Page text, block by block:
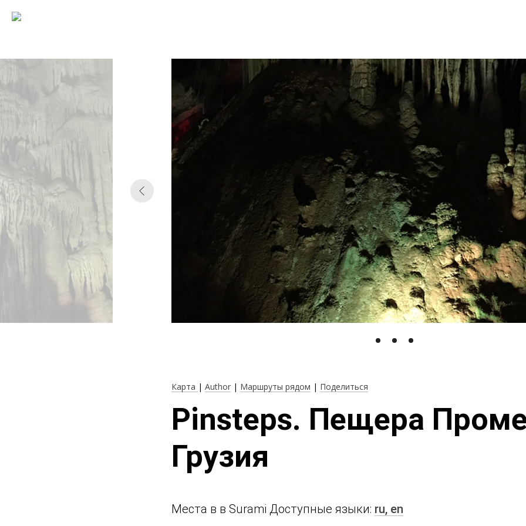
Карта | Author | Маршруты рядом | Поделиться
Pinsteps. Пещера
Грузия
Места в в Surami Доступные языки: ru, en